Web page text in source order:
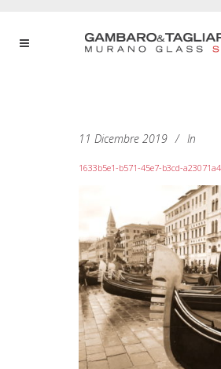
11 Dicembre 2019 In
1633b5e1-b571-45e7-b3cd-